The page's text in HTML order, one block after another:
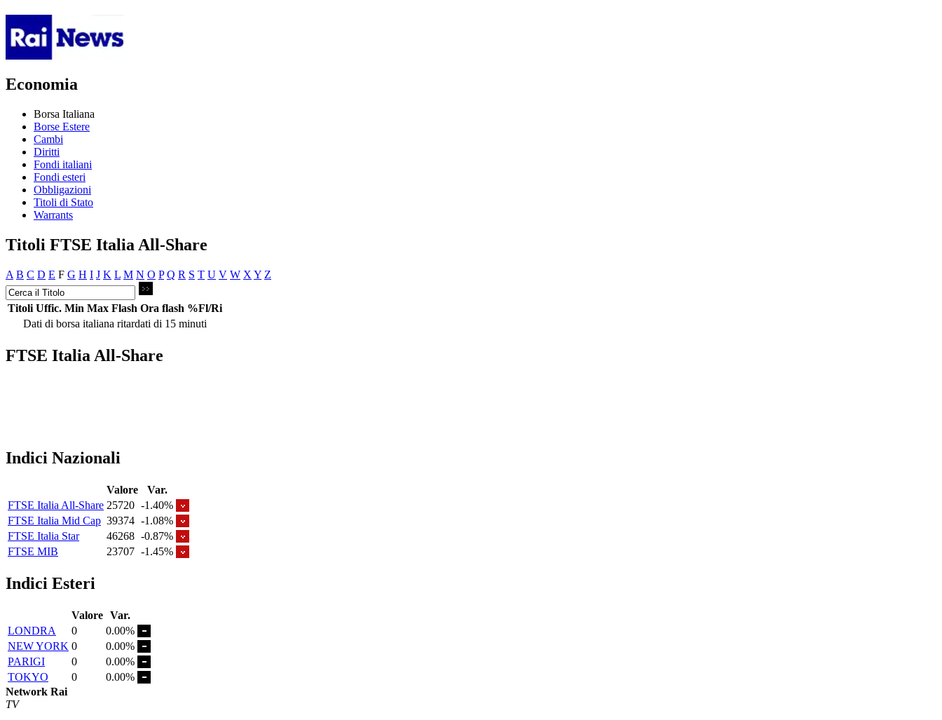
Economia
Borsa Italiana
Borse Estere
Cambi
Diritti
Fondi italiani
Fondi esteri
Obbligazioni
Titoli di Stato
Warrants
Titoli FTSE Italia All-Share
A B C D E F G H I J K L M N O P Q R S T U V W X Y Z
Titoli Uffic. Min Max Flash Ora flash %Fl/Ri
Dati di borsa italiana ritardati di 15 minuti
FTSE Italia All-Share
Indici Nazionali
Valore
Var.
FTSE Italia All-Share 25720 -1.40%
FTSE Italia Mid Cap 39374 -1.08%
FTSE Italia Star
46268 -0.87%
FTSE MIB
23707 -1.45%
Indici Esteri
Valore Var.
LONDRA
0
0.00%
NEW YORK 0
0.00%
PARIGI
0
0.00%
TOKYO
0
0.00%
Network Rai
TV